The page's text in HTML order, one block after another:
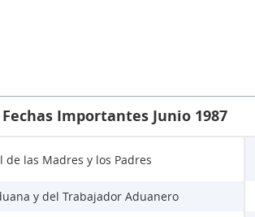
Importantes Junio 1987
de las Madres y los Padres
y del Trabajador Aduanero